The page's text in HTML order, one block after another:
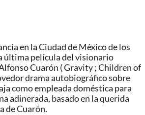
en la Ciudad de México de los
última película del visionario
Cuarón ( Gravity ; Children of
drama autobiográfico sobre
como empleada doméstica para
adinerada, basado en la querida
de Cuarón.